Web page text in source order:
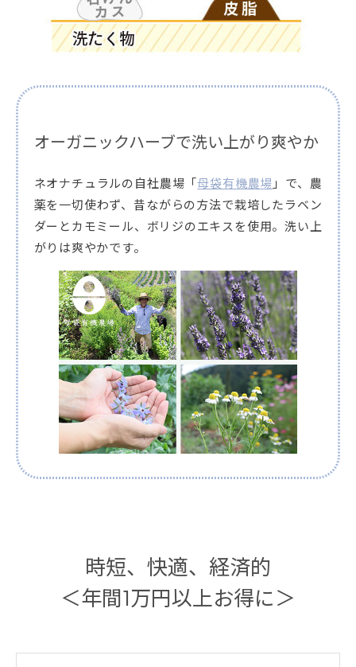
オーガニックハーブで洗い上がり爽やか
ネオナチュラルの自社農場「母袋有機農場 」で、農
薬を一切使わず、昔ながらの方法で栽培したラベン
ダーとカモミール、ボリジのエキスを使用。洗い上
がりは爽やかです。
時短、快適、経済的
＜年間1万円以上お得に＞